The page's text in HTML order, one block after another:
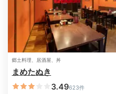
icotto_onatsu0525
館内で温泉が楽しめるのも宿泊の
が整頓され、化粧水などのアメニ
ると嬉しいサービスが豊富
郷土料理、居酒屋、丼
まめたぬき
3.49623件